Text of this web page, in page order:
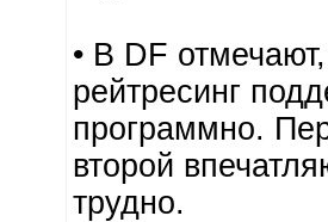
• В DF
рейтресинг
программно.
второй
трудно.